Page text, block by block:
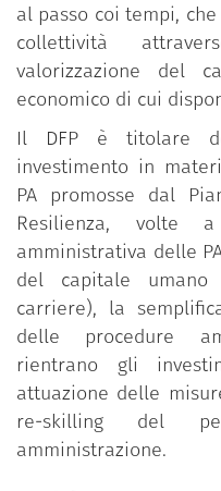
al passo coi tempi,
collettività
valorizzazione del
economico di cui
Il DFP è titolare
investimento in
PA promosse dal
Resilienza, volte
amministrativa delle
del capitale umano
carriere), la
delle procedure
rientrano gli
attuazione delle
re-skilling del
amministrazione.